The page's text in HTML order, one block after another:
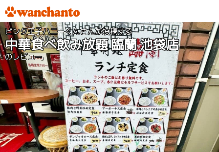
ピンク王子ハニーくんさんが投稿する
中華食べ飲み放題 臨蘭 池袋店
のレビュー